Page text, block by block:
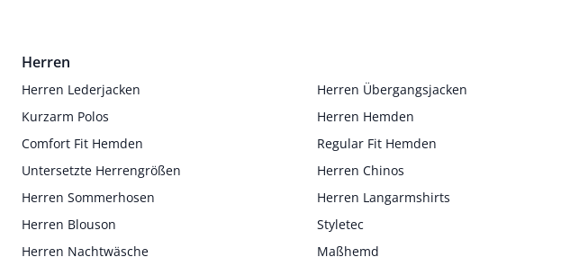
Herren
Herren Lederjacken
Herren Übergangsjacken
Kurzarm Polos
Herren Hemden
Comfort Fit Hemden
Regular Fit Hemden
Untersetzte Herrengrößen
Herren Chinos
Herren Sommerhosen
Herren Langarmshirts
Herren Blouson
Styletec
Herren Nachtwäsche
Maßhemd